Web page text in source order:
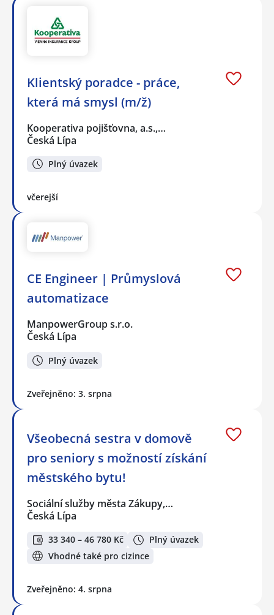
Klientský poradce - práce,
která má smysl (m/ž)
Kooperativa pojišťovna, a.s.,…
Česká Lípa
Plný úvazek
včerejší
CE Engineer | Průmyslová
automatizace
ManpowerGroup s.r.o.
Česká Lípa
Plný úvazek
Zveřejněno: 3. srpna
Všeobecná sestra v domově
pro seniory s možností získání
městského bytu!
Sociální služby města Zákupy,…
Česká Lípa
33 340 – 46 780 Kč
Plný úvazek
Vhodné také pro cizince
Zveřejněno: 4. srpna